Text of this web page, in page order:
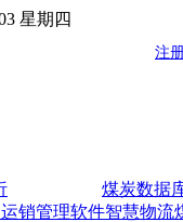
星期四
煤炭数据
运销管理软件智慧物流